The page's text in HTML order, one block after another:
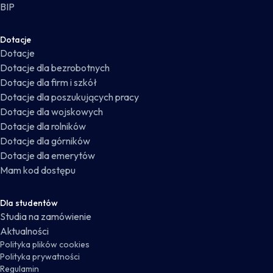
BIP
Dotacje
Dotacje
Dotacje dla bezrobotnych
Dotacje dla firm i szkół
Dotacje dla poszukujących pracy
Dotacje dla wojskowych
Dotacje dla rolników
Dotacje dla górników
Dotacje dla emerytów
Mam kod dostępu
Dla studentów
Studia na zamówienie
Aktualności
Polityka plików cookies
Polityka prywatności
Regulamin